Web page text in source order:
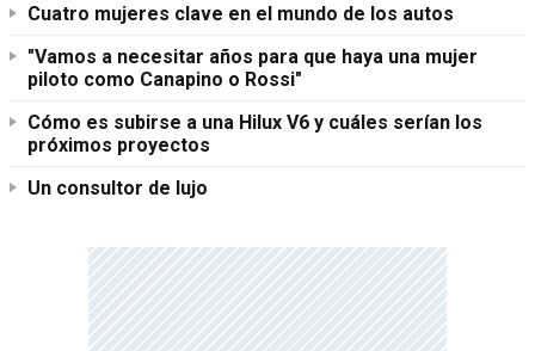
Cuatro mujeres clave en el mundo de los autos
"Vamos a necesitar años para que haya una mujer
piloto como Canapino o Rossi"
Cómo es subirse a una Hilux V6 y cuáles serían los
próximos proyectos
Un consultor de lujo